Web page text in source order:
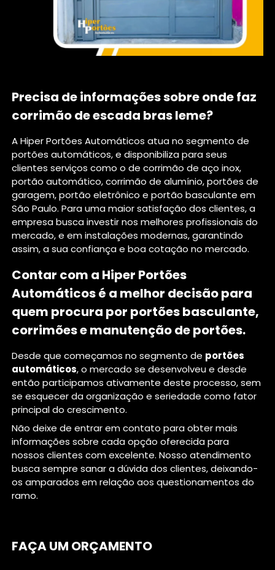
Precisa de informações sobre onde faz
corrimão de escada bras leme?
A Hiper Portões Automáticos atua no segmento de
portões automáticos, e disponibiliza para seus
clientes serviços como o de corrimão de aço inox,
portão automático, corrimão de alumínio, portões de
garagem, portão eletrônico e portão basculante em
São Paulo. Para uma maior satisfação dos clientes, a
empresa busca investir nos melhores profissionais do
mercado, e em instalações modernas, garantindo
assim, a sua confiança e boa cotação no mercado.
Contar com a Hiper Portões
Automáticos é a melhor decisão para
quem procura por portões basculante,
corrimões e manutenção de portões.
Desde que começamos no segmento de portões
automáticos, o mercado se desenvolveu e desde
então participamos ativamente deste processo, sem
se esquecer da organização e seriedade como fator
principal do crescimento.
Não deixe de entrar em contato para obter mais
informações sobre cada opção oferecida para
nossos clientes com excelente. Nosso atendimento
busca sempre sanar a dúvida dos clientes, deixando-
os amparados em relação aos questionamentos do
ramo.
FAÇA UM ORÇAMENTO